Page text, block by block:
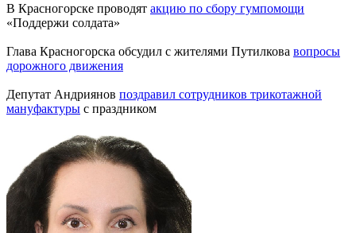
В Красногорске проводят акцию по сбору гумпомощи
«Поддержи солдата»
Глава Красногорска обсудил с жителями Путилкова вопросы
дорожного движения
Депутат Андриянов поздравил сотрудников трикотажной
мануфактуры с праздником